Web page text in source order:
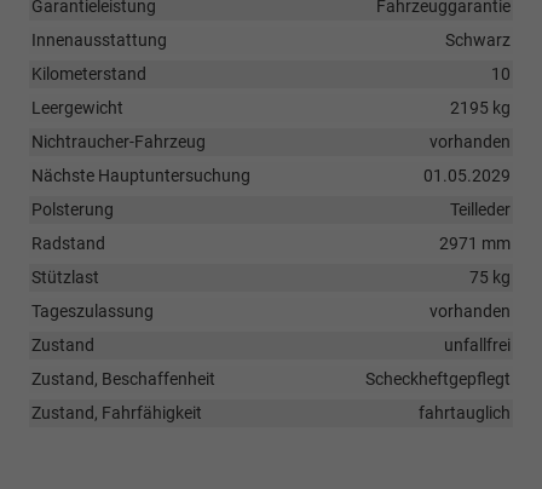
Garantieleistung
Fahrzeuggarantie
Innenausstattung
Schwarz
Kilometerstand
10
Leergewicht
2195 kg
Nichtraucher-Fahrzeug
vorhanden
Nächste Hauptuntersuchung
01.05.2029
Polsterung
Teilleder
Radstand
2971 mm
Stützlast
75 kg
Tageszulassung
vorhanden
Zustand
unfallfrei
Zustand, Beschaffenheit
Scheckheftgepflegt
Zustand, Fahrfähigkeit
fahrtauglich